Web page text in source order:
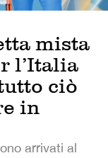
mista
l’Italia
ciò
in
arrivati al